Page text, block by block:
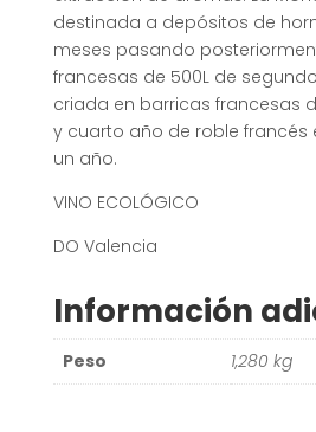
destinada a depósitos de
meses pasando
francesas de 500L de
criada en barricas francesas
y cuarto año de roble francés
un año.
VINO ECOLÓGICO
DO Valencia
Información
Peso 1,280 kg